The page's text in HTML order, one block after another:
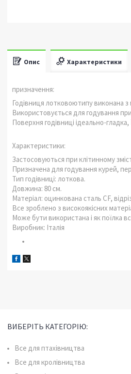
Опис Характеристики
призначення:
Годівниця лотковоютипу виконана з
Використовується для годування
Поверхня годівниці ідеально-
Характеристики:
Застосовуються при клітинному
Призначена для годування курей,
Тип годівниці: лоткова.
Довжина: 80 см.
Матеріал: оцинкована сталь CF,
Все зроблено з високоякісних
Може бути використана і як поїлка
Виробник: Італія
ВИБЕРІТЬ КАТЕГОРІЮ:
Все для птахівництва
Все для кролівництва